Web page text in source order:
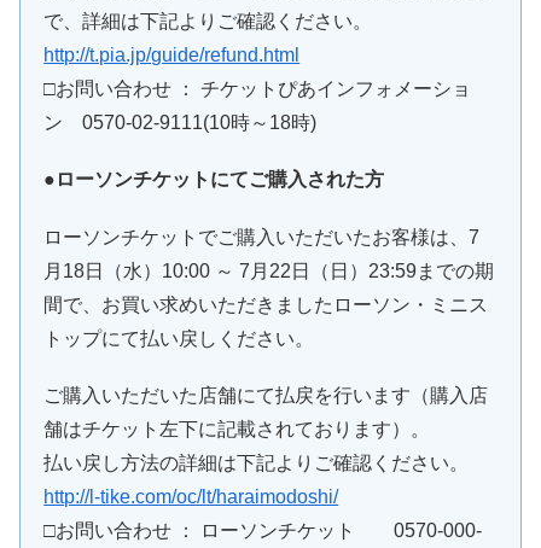
で、詳細は下記よりご確認ください。
http://t.pia.jp/guide/refund.html
□お問い合わせ ： チケットぴあインフォメーショ
ン 0570-02-9111(10時～18時)
●ローソンチケットにてご購入された方
ローソンチケットでご購入いただいたお客様は、7
月18日（水）10:00 ～ 7月22日（日）23:59までの期
間で、お買い求めいただきましたローソン・ミニス
トップにて払い戻しください。
ご購入いただいた店舗にて払戻を行います（購入店
舗はチケット左下に記載されております）。
払い戻し方法の詳細は下記よりご確認ください。
http://l-tike.com/oc/lt/haraimodoshi/
□お問い合わせ ： ローソンチケット 0570-000-